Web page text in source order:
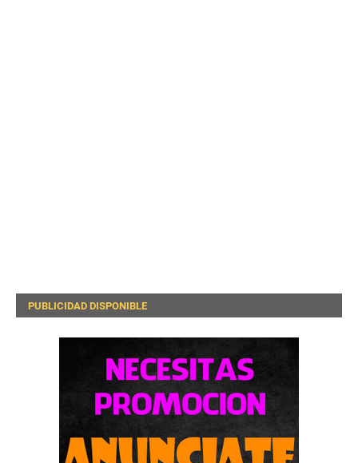
PUBLICIDAD DISPONIBLE